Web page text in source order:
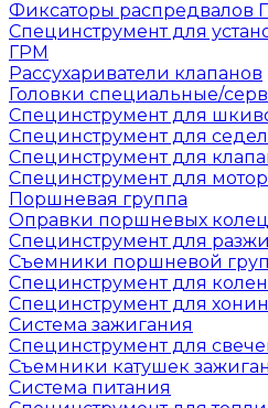
Фиксаторы распредвалов
Специнструмент для
ГРМ
Рассухариватели клапанов
Головки специальные/
Специнструмент для
Специнструмент для
Специнструмент для
Специнструмент для
Поршневая группа
Оправки поршневых колец
Специнструмент для
Съемники поршневой
Специнструмент для
Специнструмент для
Система зажигания
Специнструмент для
Съемники катушек
Система питания